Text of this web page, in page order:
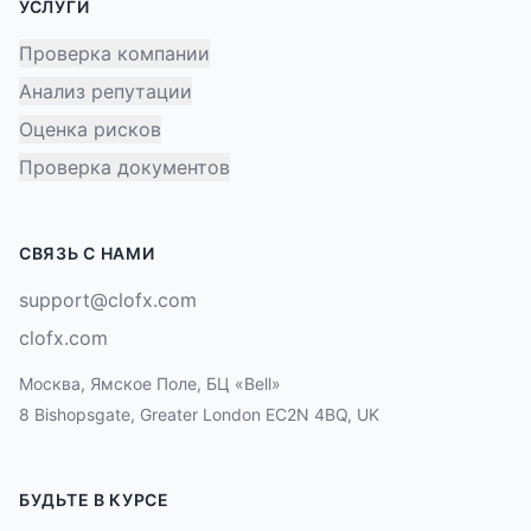
УСЛУГИ
Проверка компании
Анализ репутации
Оценка рисков
Проверка документов
СВЯЗЬ С НАМИ
support@clofx.com
clofx.com
Москва, Ямское Поле, БЦ «Bell»
8 Bishopsgate, Greater London EC2N 4BQ, UK
БУДЬТЕ В КУРСЕ